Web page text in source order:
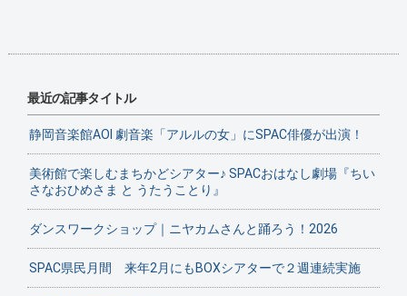
最近の記事タイトル
静岡音楽館AOI 劇音楽「アルルの女」にSPAC俳優が出演！
美術館で楽しむまちかどシアター♪ SPACおはなし劇場『ちい
さなおひめさま と うたうことり』
ダンスワークショップ｜ニヤカムさんと踊ろう！2026
SPAC県民月間 来年2月にもBOXシアターで２週連続実施